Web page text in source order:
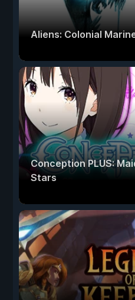
Aliens: Colonial
Conception PLUS:
Stars